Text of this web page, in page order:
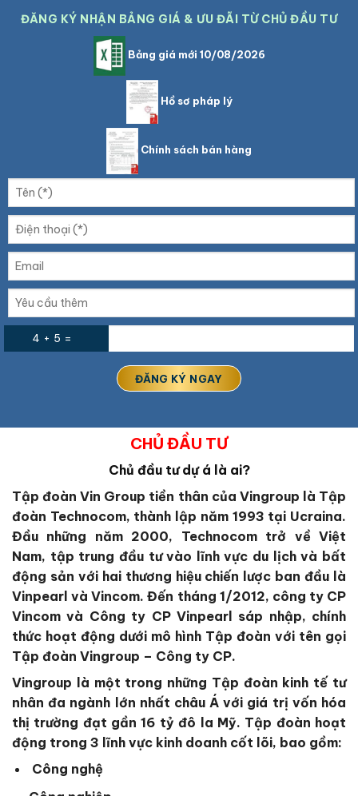
ĐĂNG KÝ NHẬN BẢNG GIÁ & ƯU ĐÃI TỪ CHỦ ĐẦU TƯ
Bảng giá mới 10/08/2026
Hồ sơ pháp lý
Chính sách bán hàng
4 + 5 =
CHỦ ĐẦU TƯ
Chủ đầu tư dự á là ai?
Tập đoàn Vin Group tiền thân của Vingroup là Tập
đoàn Technocom, thành lập năm 1993 tại Ucraina.
Đầu những năm 2000, Technocom trở về Việt
Nam, tập trung đầu tư vào lĩnh vực du lịch và bất
động sản với hai thương hiệu chiến lược ban đầu là
Vinpearl và Vincom. Đến tháng 1/2012, công ty CP
Vincom và Công ty CP Vinpearl sáp nhập, chính
thức hoạt động dưới mô hình Tập đoàn với tên gọi
Tập đoàn Vingroup – Công ty CP.
Vingroup là một trong những Tập đoàn kinh tế tư
nhân đa ngành lớn nhất châu Á với giá trị vốn hóa
thị trường đạt gần 16 tỷ đô la Mỹ. Tập đoàn hoạt
động trong 3 lĩnh vực kinh doanh cốt lõi, bao gồm:
Công nghệ